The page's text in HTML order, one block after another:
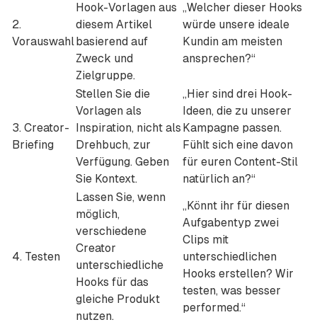
2.
Vorauswahl
Hook-Vorlagen aus
diesem Artikel
basierend auf
Zweck und
Zielgruppe.
„Welcher dieser Hooks
würde unsere ideale
Kundin am meisten
ansprechen?“
3. Creator-
Briefing
Stellen Sie die
Vorlagen als
Inspiration, nicht als
Drehbuch, zur
Verfügung. Geben
Sie Kontext.
„Hier sind drei Hook-
Ideen, die zu unserer
Kampagne passen.
Fühlt sich eine davon
für euren Content-Stil
natürlich an?“
4. Testen
Lassen Sie, wenn
möglich,
verschiedene
Creator
unterschiedliche
Hooks für das
gleiche Produkt
nutzen.
„Könnt ihr für diesen
Aufgabentyp zwei
Clips mit
unterschiedlichen
Hooks erstellen? Wir
testen, was besser
performed.“